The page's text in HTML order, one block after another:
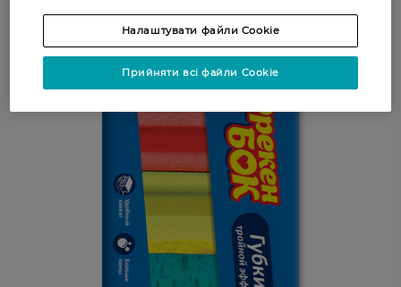
Налаштувати файли Cookie
Прийняти всі файли Cookie